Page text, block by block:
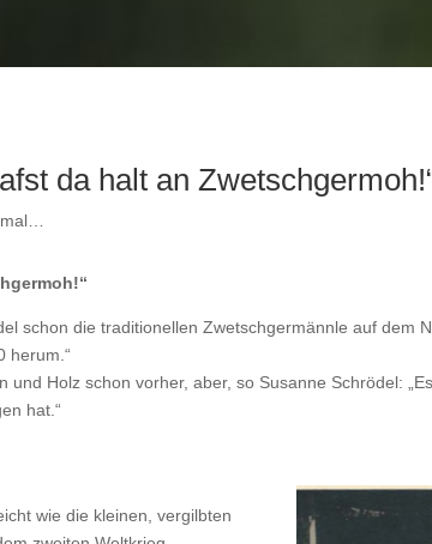
da halt an
schon die traditionellen Zwetschgermännle auf dem
herum.“
Holz schon vorher, aber, so Susanne Schrödel:
hat.“
wie die kleinen, vergilbten